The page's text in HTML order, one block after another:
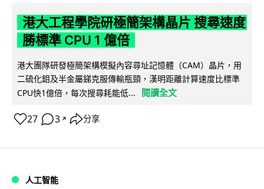
港大工程學院研極簡架構晶片 搜尋速度
勝標準 CPU 1 億倍
港大團隊研發極簡架構模擬內容尋址記憶體（CAM）晶片，用
二硫化鉬及半金屬銻克服傳輸瓶頸，漢明距離計算速度比標準
CPU快1億倍，每次搜尋耗能低...
閱讀全文
27 3 ↗ 分享
人工智能